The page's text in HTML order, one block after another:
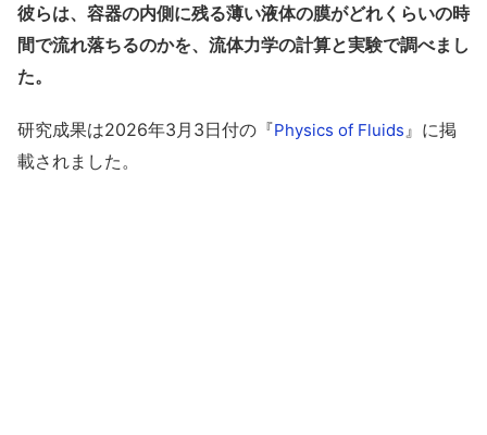
彼らは、容器の内側に残る薄い液体の膜がどれくらいの時
間で流れ落ちるのかを、流体力学の計算と実験で調べまし
た。
研究成果は2026年3月3日付の『Physics of Fluids』に掲
載されました。